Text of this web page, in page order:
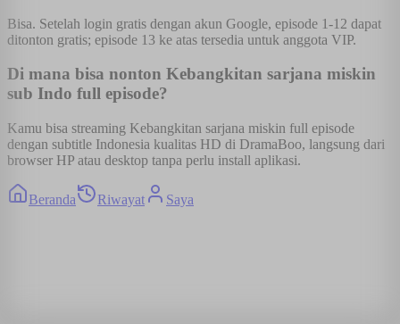
Bisa. Setelah login gratis dengan akun Google, episode 1-12 dapat
ditonton gratis; episode 13 ke atas tersedia untuk anggota VIP.
Di mana bisa nonton Kebangkitan sarjana miskin
sub Indo full episode?
Kamu bisa streaming Kebangkitan sarjana miskin full episode
dengan subtitle Indonesia kualitas HD di DramaBoo, langsung dari
browser HP atau desktop tanpa perlu install aplikasi.
Beranda Riwayat Saya